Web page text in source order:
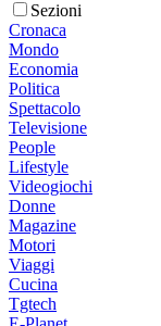
Sezioni
Cronaca
Mondo
Economia
Politica
Spettacolo
Televisione
People
Lifestyle
Videogiochi
Donne
Magazine
Motori
Viaggi
Cucina
Tgtech